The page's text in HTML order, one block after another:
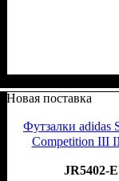
Новая поставка
Футзалки adidas
Competition III
JR5402-